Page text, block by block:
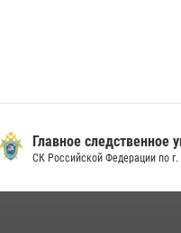
Главное следственное
СК Российской Федерации по г.